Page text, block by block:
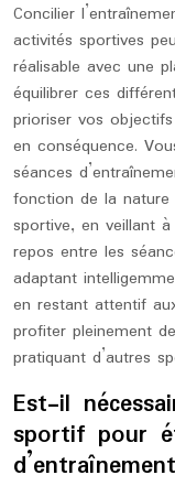
Concilier
activités sportives
réalisable avec une
équilibrer ces
prioriser vos
en conséquence.
séances
fonction de la
sportive, en veillant
repos entre les
adaptant
en restant attentif
profiter pleinement
pratiquant d’autres
Est-il
sportif pour